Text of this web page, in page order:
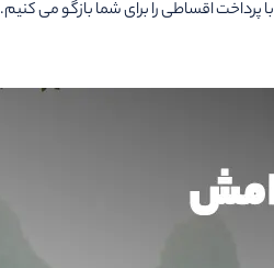
پرداخت اقساطی را برای شما بازگو می کنیم.